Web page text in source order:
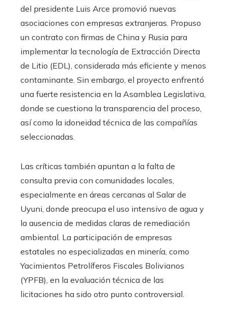
del presidente Luis Arce promovió nuevas
asociaciones con empresas extranjeras. Propuso
un contrato con firmas de China y Rusia para
implementar la tecnología de Extracción Directa
de Litio (EDL), considerada más eficiente y menos
contaminante. Sin embargo, el proyecto enfrentó
una fuerte resistencia en la Asamblea Legislativa,
donde se cuestiona la transparencia del proceso,
así como la idoneidad técnica de las compañías
seleccionadas.
Las críticas también apuntan a la falta de
consulta previa con comunidades locales,
especialmente en áreas cercanas al Salar de
Uyuni, donde preocupa el uso intensivo de agua y
la ausencia de medidas claras de remediación
ambiental. La participación de empresas
estatales no especializadas en minería, como
Yacimientos Petrolíferos Fiscales Bolivianos
(YPFB), en la evaluación técnica de las
licitaciones ha sido otro punto controversial.